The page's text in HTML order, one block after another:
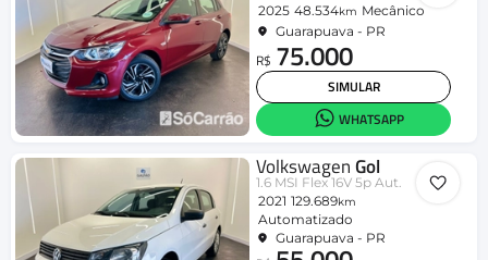
2025 48.534km Mecânico
Guarapuava - PR
R$ 75.000
SIMULAR
WHATSAPP
VolkswagenGol
1.6 MSI Flex 16V 5p Aut.
2021 129.689km
Automatizado
Guarapuava - PR